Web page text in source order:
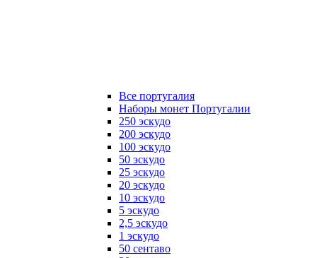
Все португалия
Наборы монет Португалии
250 эскудо
200 эскудо
100 эскудо
50 эскудо
25 эскудо
20 эскудо
10 эскудо
5 эскудо
2,5 эскудо
1 эскудо
50 сентаво